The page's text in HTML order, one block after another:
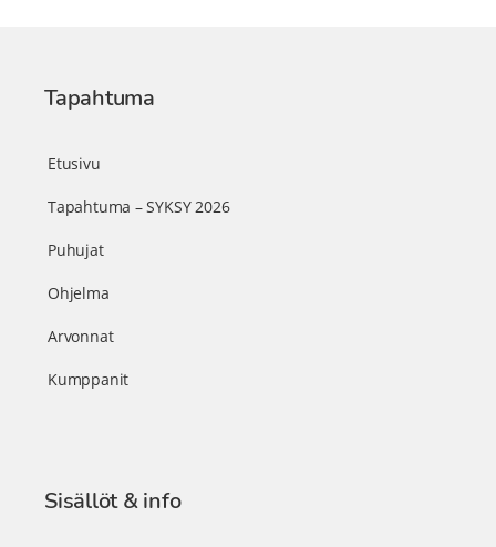
Tapahtuma
Etusivu
Tapahtuma – SYKSY 2026
Puhujat
Ohjelma
Arvonnat
Kumppanit
Sisällöt & info